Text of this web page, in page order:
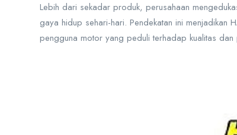
Lebih dari sekadar produk, perusahaan
gaya hidup sehari-hari. Pendekatan ini menjadikan
pengguna motor yang peduli terhadap kualitas dan